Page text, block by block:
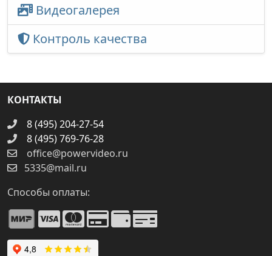
Видеогалерея
Контроль качества
КОНТАКТЫ
8 (495) 204-27-54
8 (495) 769-76-28
office@powervideo.ru
5335@mail.ru
Способы оплаты: